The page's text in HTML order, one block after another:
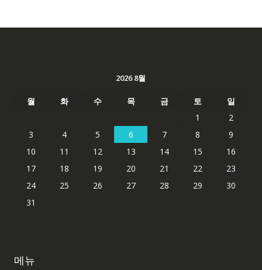
2026 8월
월 화 수 목 금 토
일
1
2
3
4 5 6 7 8
9
10
11 12 13 14 15
16
17
18 19 20 21 22
23
24
25 26 27 28 29
30
31
메뉴